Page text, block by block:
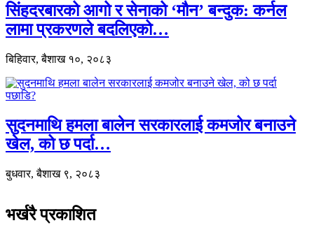
सिंहदरबारको आगो र सेनाको ‘मौन’ बन्दुक: कर्नल
लामा प्रकरणले बदलिएको…
बिहिवार, बैशाख १०, २०८३
सुदनमाथि हमला बालेन सरकारलाई कमजोर बनाउने
खेल, को छ पर्दा…
बुधवार, बैशाख ९, २०८३
भर्खरै प्रकाशित